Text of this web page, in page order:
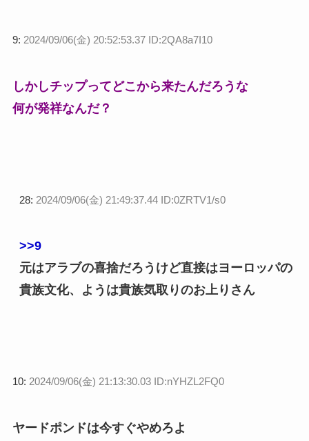
9: 2024/09/06(金) 20:52:53.37 ID:2QA8a7I10
しかしチップってどこから来たんだろうな
何が発祥なんだ？
28: 2024/09/06(金) 21:49:37.44 ID:0ZRTV1/s0
>>9
元はアラブの喜捨だろうけど直接はヨーロッパの
貴族文化、ようは貴族気取りのお上りさん
10: 2024/09/06(金) 21:13:30.03 ID:nYHZL2FQ0
ヤードポンドは今すぐやめろよ